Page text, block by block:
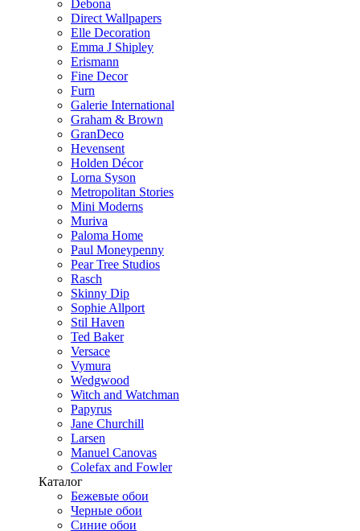
Debona
Direct Wallpapers
Elle Decoration
Emma J Shipley
Erismann
Fine Decor
Furn
Galerie International
Graham & Brown
GranDeco
Hevensent
Holden Décor
Lorna Syson
Metropolitan Stories
Mini Moderns
Muriva
Paloma Home
Paul Moneypenny
Pear Tree Studios
Rasch
Skinny Dip
Sophie Allport
Stil Haven
Ted Baker
Versace
Vymura
Wedgwood
Witch and Watchman
Papyrus
Jane Churchill
Larsen
Manuel Canovas
Colefax and Fowler
Каталог
Бежевые обои
Черные обои
Синие обои